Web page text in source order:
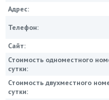
Адрес:
Телефон:
Сайт:
Стоимость одноместного
сутки:
Стоимость двухместного
сутки: